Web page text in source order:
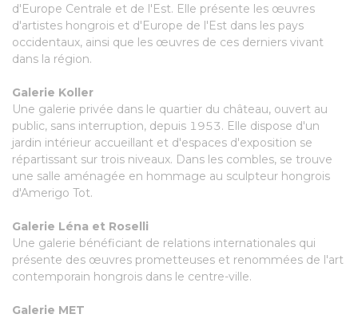
d'Europe Centrale et de l'Est. Elle présente les œuvres
d'artistes hongrois et d'Europe de l'Est dans les pays
occidentaux, ainsi que les œuvres de ces derniers vivant
dans la région.
Galerie Koller
Une galerie privée dans le quartier du château, ouvert au
public, sans interruption, depuis 1953. Elle dispose d'un
jardin intérieur accueillant et d'espaces d'exposition se
répartissant sur trois niveaux. Dans les combles, se trouve
une salle aménagée en hommage au sculpteur hongrois
d'Amerigo Tot.
Galerie Léna et Roselli
Une galerie bénéficiant de relations internationales qui
présente des œuvres prometteuses et renommées de l'art
contemporain hongrois dans le centre-ville.
Galerie MET